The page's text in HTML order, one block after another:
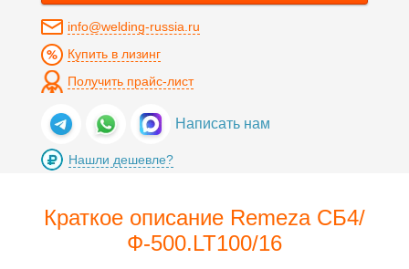
info@welding-russia.ru
Купить в лизинг
Получить прайс-лист
Написать нам
Нашли дешевле?
Краткое описание Remeza СБ4/
Ф-500.LT100/16